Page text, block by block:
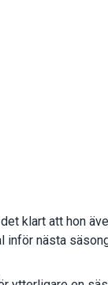
klart att hon
inför nästa